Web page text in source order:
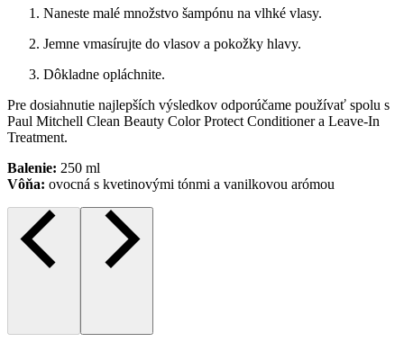
Naneste malé množstvo šampónu na vlhké vlasy.
Jemne vmasírujte do vlasov a pokožky hlavy.
Dôkladne opláchnite.
Pre dosiahnutie najlepších výsledkov odporúčame používať spolu s
Paul Mitchell Clean Beauty Color Protect Conditioner a Leave-In
Treatment.
Balenie: 250 ml
Vôňa: ovocná s kvetinovými tónmi a vanilkovou arómou